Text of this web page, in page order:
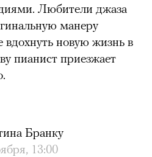
Любители джаза
манеру
новую жизнь в
пианист приезжает
Бранку
13:00